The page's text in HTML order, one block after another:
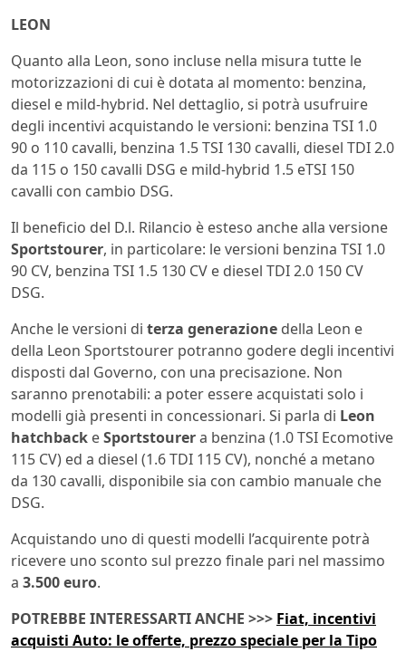
LEON
Quanto alla Leon, sono incluse nella misura tutte le
motorizzazioni di cui è dotata al momento: benzina,
diesel e mild-hybrid. Nel dettaglio, si potrà usufruire
degli incentivi acquistando le versioni: benzina TSI 1.0
90 o 110 cavalli, benzina 1.5 TSI 130 cavalli, diesel TDI 2.0
da 115 o 150 cavalli DSG e mild-hybrid 1.5 eTSI 150
cavalli con cambio DSG.
Il beneficio del D.l. Rilancio è esteso anche alla versione
Sportstourer, in particolare: le versioni benzina TSI 1.0
90 CV, benzina TSI 1.5 130 CV e diesel TDI 2.0 150 CV
DSG.
Anche le versioni di terza generazione della Leon e
della Leon Sportstourer potranno godere degli incentivi
disposti dal Governo, con una precisazione. Non
saranno prenotabili: a poter essere acquistati solo i
modelli già presenti in concessionari. Si parla di Leon
hatchback eSportstourera benzina (1.0 TSI Ecomotive
115 CV) ed a diesel (1.6 TDI 115 CV), nonché a metano
da 130 cavalli, disponibile sia con cambio manuale che
DSG.
Acquistando uno di questi modelli l’acquirente potrà
ricevere uno sconto sul prezzo finale pari nel massimo
a 3.500 euro.
POTREBBE INTERESSARTI ANCHE >>> Fiat, incentivi
acquisti Auto: le offerte, prezzo speciale per la Tipo